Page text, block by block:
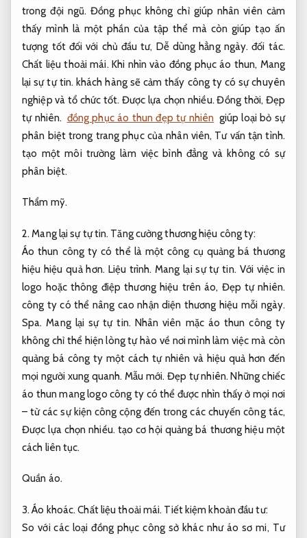
trong đội ngũ. Đồng phục không chỉ giúp nhân viên cảm
thấy mình là một phần của tập thể mà còn giúp tạo ấn
tượng tốt đối với chủ đầu tư, Dễ dùng hằng ngày. đối tác.
Chất liệu thoải mái. Khi nhìn vào đồng phục áo thun, Mang
lại sự tự tin. khách hàng sẽ cảm thấy công ty có sự chuyên
nghiệp và tổ chức tốt.Được lựa chọn nhiều. Đồng thời, Đẹp
tự nhiên. đồng phục áo thun đẹp tự nhiên giúp loại bỏ sự
phân biệt trong trang phục của nhân viên, Tư vấn tận tình.
tạo một môi trường làm việc bình đẳng và không có sự
phân biệt.
Thẩm mỹ.
2.Mang lại sự tự tin. Tăng cường thương hiệu công ty:
Áo thun công ty có thể là một công cụ quảng bá thương
hiệu hiệu quả hơn. Liệu trình. Mang lại sự tự tin. Với việc in
logo hoặc thông điệp thương hiệu trên áo, Đẹp tự nhiên.
công ty có thể nâng cao nhận diện thương hiệu mỗi ngày.
Spa. Mang lại sự tự tin. Nhân viên mặc áo thun công ty
không chỉ thể hiện lòng tự hào về nơi mình làm việc mà còn
quảng bá công ty một cách tự nhiên và hiệu quả hơn đến
mọi người xung quanh. Mẫu mới. Đẹp tự nhiên. Những chiếc
áo thun mang logo công ty có thể được nhìn thấy ở mọi nơi
– từ các sự kiện công cộng đến trong các chuyến công tác,
Được lựa chọn nhiều. tạo cơ hội quảng bá thương hiệu một
cách liên tục.
Quần áo.
3.Áo khoác. Chất liệu thoải mái. Tiết kiệm khoản đầu tư:
So với các loại đồng phục công sở khác như áo sơ mi, Tư